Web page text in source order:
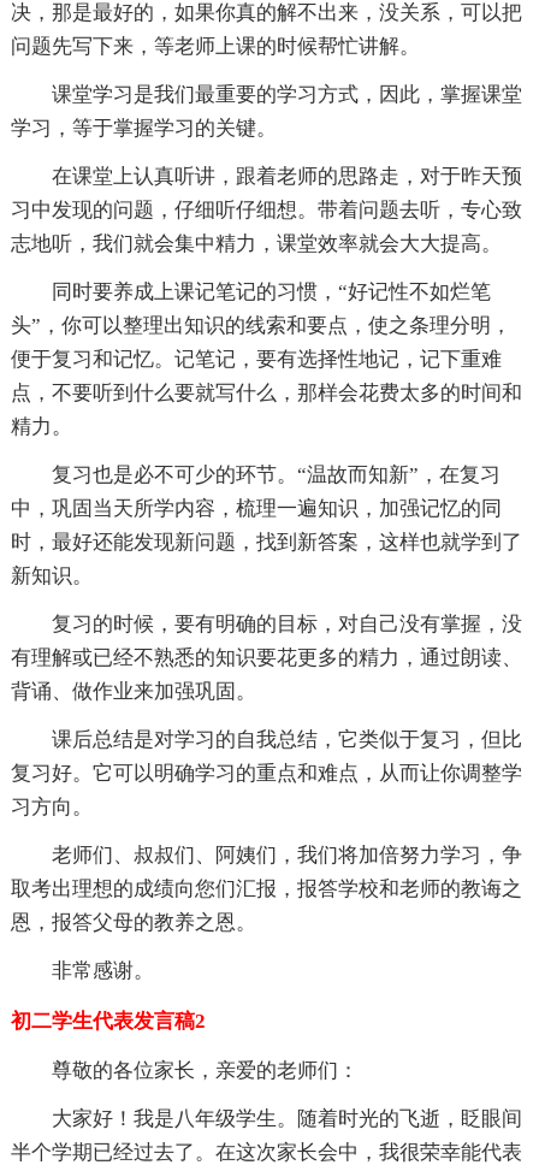
决，那是最好的，如果你真的解不出来，没关系，可以把
问题先写下来，等老师上课的时候帮忙讲解。
课堂学习是我们最重要的学习方式，因此，掌握课堂
学习，等于掌握学习的关键。
在课堂上认真听讲，跟着老师的思路走，对于昨天预
习中发现的问题，仔细听仔细想。带着问题去听，专心致
志地听，我们就会集中精力，课堂效率就会大大提高。
同时要养成上课记笔记的习惯，“好记性不如烂笔
头”，你可以整理出知识的线索和要点，使之条理分明，
便于复习和记忆。记笔记，要有选择性地记，记下重难
点，不要听到什么要就写什么，那样会花费太多的时间和
精力。
复习也是必不可少的环节。“温故而知新”，在复习
中，巩固当天所学内容，梳理一遍知识，加强记忆的同
时，最好还能发现新问题，找到新答案，这样也就学到了
新知识。
复习的时候，要有明确的目标，对自己没有掌握，没
有理解或已经不熟悉的知识要花更多的精力，通过朗读、
背诵、做作业来加强巩固。
课后总结是对学习的自我总结，它类似于复习，但比
复习好。它可以明确学习的重点和难点，从而让你调整学
习方向。
老师们、叔叔们、阿姨们，我们将加倍努力学习，争
取考出理想的成绩向您们汇报，报答学校和老师的教诲之
恩，报答父母的教养之恩。
非常感谢。
初二学生代表发言稿2
尊敬的各位家长，亲爱的老师们：
大家好！我是八年级学生。随着时光的飞逝，眨眼间
半个学期已经过去了。在这次家长会中，我很荣幸能代表